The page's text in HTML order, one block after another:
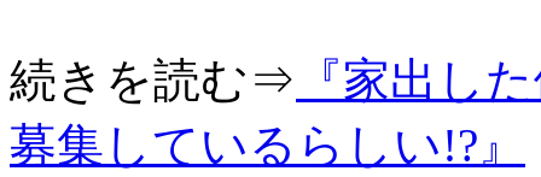
続きを読む⇒ 『家出し
募集しているらしい!?』